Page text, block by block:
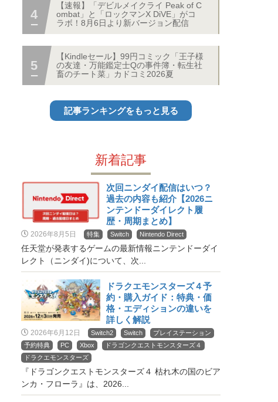
【速報】「デビルメイクライ Peak of C
ombat」と「ロックマンX DiVE」がコ
ラボ！8月6日より新バージョン配信
【Kindleセール】99円コミック「王子様
の友達・万能鑑定士Qの事件簿・転生社
畜のチート菜」カドコミ2026夏
記事ランキングをもっと見る
新着記事
次回ニンダイ配信はいつ？
過去の内容も紹介【2026ニ
ンテンドーダイレクト履
歴・周期まとめ】
2026年8月5日 特集 Switch Nintendo Direct
任天堂が発表するゲームの最新情報ニンテンドーダイ
レクト（ニンダイ)について、次...
ドラクエモンスターズ４予
約・購入ガイド：特典・価
格・エディションの違いを
詳しく解説
2026年6月12日 Switch2 Switch
プレイステーション
予約特典
PC Xbox
ドラゴンクエストモンスターズ４
ドラクエモンスターズ
『ドラゴンクエストモンスターズ４ 枯れ木の国のビア
ンカ・フローラ』は、2026...